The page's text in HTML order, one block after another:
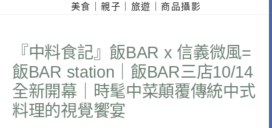
美食｜親子｜旅遊｜商品攝影
『中料食記』飯BAR x 信義微風=
飯BAR station｜飯BAR三店10/14
全新開幕｜時髦中菜顛覆傳統中式
料理的視覺饗宴